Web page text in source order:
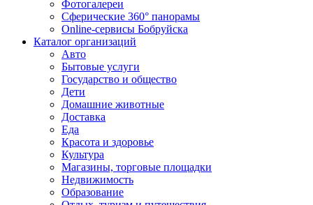
Фотогалереи
Сферические 360° панорамы
Online-сервисы Бобруйска
Каталог организаций
Авто
Бытовые услуги
Государство и общество
Дети
Домашние животные
Доставка
Еда
Красота и здоровье
Культура
Магазины, торговые площадки
Недвижимость
Образование